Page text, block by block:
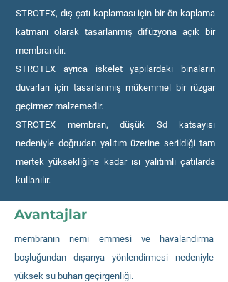
STROTEX, dış çatı kaplaması için bir ön kaplama
katmanı olarak tasarlanmış difüzyona açık bir
membrandır.
STROTEX ayrıca iskelet yapılardaki binaların
duvarları için tasarlanmış mükemmel bir rüzgar
geçirmez malzemedir.
STROTEX membran, düşük Sd katsayısı
nedeniyle doğrudan yalıtım üzerine serildiği tam
mertek yüksekliğine kadar ısı yalıtımlı çatılarda
kullanılır.
Avantajlar
membranın nemi emmesi ve havalandırma
boşluğundan dışarıya yönlendirmesi nedeniyle
yüksek su buharı geçirgenliği.